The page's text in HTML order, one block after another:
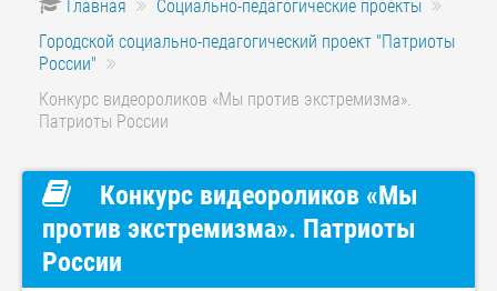
Главная
Социально-педагогические проекты
Городской социально-педагогический проект "Патриоты
России"
Конкурс видеороликов «Мы против экстремизма».
Патриоты России
Конкурс видеороликов «Мы
против экстремизма». Патриоты
России